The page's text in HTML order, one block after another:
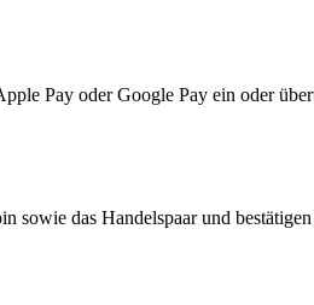
Pay oder Google Pay ein oder
sowie das Handelspaar und